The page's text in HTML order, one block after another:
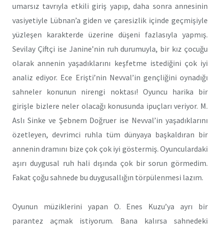
umarsız tavrıyla etkili giriş yapıp, daha sonra annesinin
vasiyetiyle Lübnan’a giden ve çaresizlik içinde geçmişiyle
yüzleşen karakterde üzerine düşeni fazlasıyla yapmış.
Sevilay Çiftçi ise Janine’nin ruh durumuyla, bir kız çocuğu
olarak annenin yaşadıklarını keşfetme istediğini çok iyi
analiz ediyor. Ece Erişti’nin Nevval’in gençliğini oynadığı
sahneler konunun nirengi noktası! Oyuncu harika bir
girişle bizlere neler olacağı konusunda ipuçları veriyor. M.
Aslı Sinke ve Şebnem Doğruer ise Nevval’in yaşadıklarını
özetleyen, devrimci ruhla tüm dünyaya başkaldıran bir
annenin dramını bize çok çok iyi göstermiş. Oyunculardaki
aşırı duygusal ruh hali dışında çok bir sorun görmedim.
Fakat çoğu sahnede bu duygusallığın törpülenmesi lazım.
Oyunun müziklerini yapan O. Enes Kuzu’ya ayrı bir
parantez açmak istiyorum. Bana kalırsa sahnedeki